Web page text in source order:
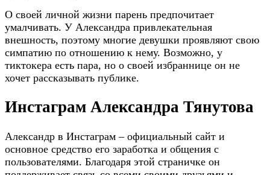
О своей личной жизни парень предпочитает
умалчивать. У Александра привлекательная
внешность, поэтому многие девушки проявляют свою
симпатию по отношению к нему. Возможно, у
тиктокера есть пара, но о своей избраннице он не
хочет рассказывать публике.
Инстаграм Александра Тянутова
Александр в Инстаграм – официальный сайт и
основное средство его заработка и общения с
пользователями. Благодаря этой страничке он